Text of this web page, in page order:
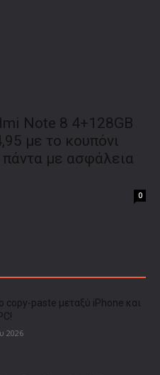
Note 8 4+128GB
με το κουπόνι
με ασφάλεια
0
copy-paste μεταξύ iPhone και
2026